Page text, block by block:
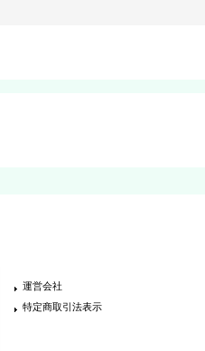
運営会社
特定商取引法表示